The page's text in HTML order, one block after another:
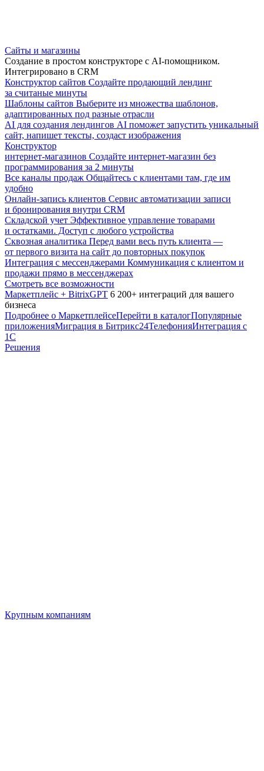
Сайты и магазины
Создание в простом конструкторе с AI-помощником.
Интегрировано в CRM
Конструктор сайтов Создайте продающий лендинг
за считаные минуты
Шаблоны сайтов Выберите из множества шаблонов,
адаптированных под разные отрасли
AI для создания лендингов AI поможет запустить уникальный
сайт, напишет тексты, создаст изображения
Конструктор
интернет-магазинов Создайте интернет-магазин без
программирования за 2 минуты
Все каналы продаж Общайтесь с клиентами там, где им
удобно
Онлайн-запись клиентов Сервис автоматизации записи
и бронирования внутри CRM
Складской учет Эффективное управление товарами
и остатками. Доступ с любого устройства
Сквозная аналитика Перед вами весь путь клиента —
от первого визита на сайт до повторных покупок
Интеграция с мессенджерами Коммуникация с клиентом и
продажи прямо в мессенджерах
Смотреть все возможности
Маркетплейс + BitrixGPT 6 200+ интеграций для вашего
бизнеса
Подробнее о МаркетплейсеПерейти в каталогПопулярные
приложенияМиграция в Битрикс24ТелефонияИнтеграция с
1С
Решения
Крупным компаниям